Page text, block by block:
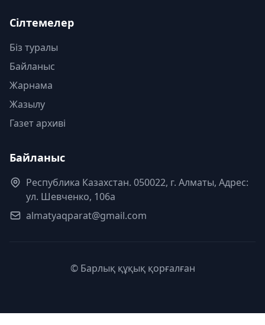
Сілтемелер
Біз туралы
Байланыс
Жарнама
Жазылу
Газет архиві
Байланыс
Республика Казахстан. 050022, г. Алматы, Адрес:
ул. Шевченко, 106а
almatyaqparat@gmail.com
© Барлық құқық қорғалған